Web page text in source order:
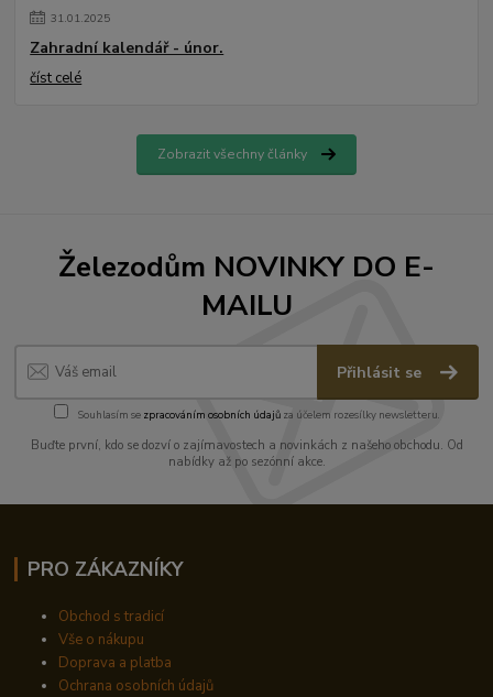
31.01.2025
Zahradní kalendář - únor.
číst celé
Zobrazit všechny články
Železodům NOVINKY DO E-
MAILU
Přihlásit se
Souhlasím se zpracováním osobních údajůza účelem rozesílky newsletteru.
Buďte první, kdo se dozví o zajímavostech a novinkách z našeho obchodu. Od
nabídky až po sezónní akce.
PRO ZÁKAZNÍKY
Obchod s tradicí
Vše o nákupu
Doprava a platba
Ochrana osobních údajů